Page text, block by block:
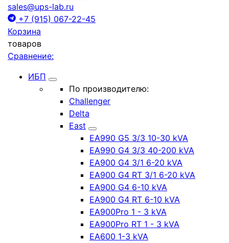
sales@ups-lab.ru
+7 (915) 067-22-45
Корзина
товаров
Сравнение:
ИБП
По производителю:
Challenger
Delta
East
EA990 G5 3/3 10-30 kVA
EA990 G4 3/3 40-200 kVA
EA900 G4 3/1 6-20 kVA
EA900 G4 RT 3/1 6-20 kVA
EA900 G4 6-10 kVA
EA900 G4 RT 6-10 kVA
EA900Pro 1 - 3 kVA
EA900Pro RT 1 - 3 kVA
EA600 1-3 kVA